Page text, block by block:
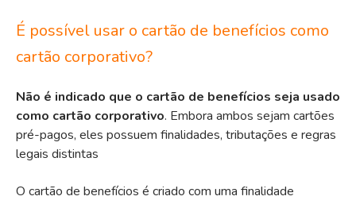
É possível usar o cartão de benefícios como
cartão corporativo?
Não é indicado que o cartão de benefícios seja usado
como cartão corporativo. Embora ambos sejam cartões
pré-pagos, eles possuem finalidades, tributações e regras
legais distintas
O cartão de benefícios é criado com uma finalidade